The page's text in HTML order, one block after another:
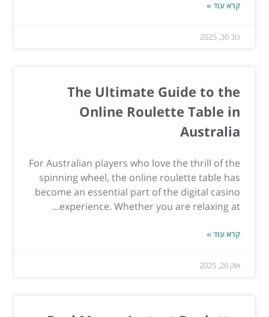
קרא עוד »
נוב 30, 2025
The Ultimate Guide to the
Online Roulette Table in
Australia
For Australian players who love the thrill of the
spinning wheel, the online roulette table has
become an essential part of the digital casino
experience. Whether you are relaxing at...
קרא עוד »
אוק 26, 2025